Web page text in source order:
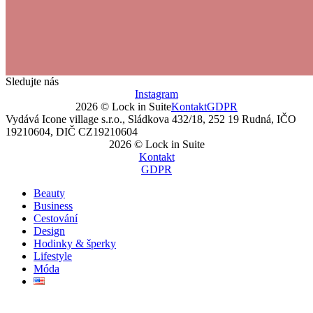
Sledujte nás
Instagram
2026 © Lock in SuiteKontaktGDPR
Vydává Icone village s.r.o., Sládkova 432/18, 252 19 Rudná, IČO
19210604, DIČ CZ19210604
2026 © Lock in Suite
Kontakt
GDPR
Beauty
Business
Cestování
Design
Hodinky & šperky
Lifestyle
Móda